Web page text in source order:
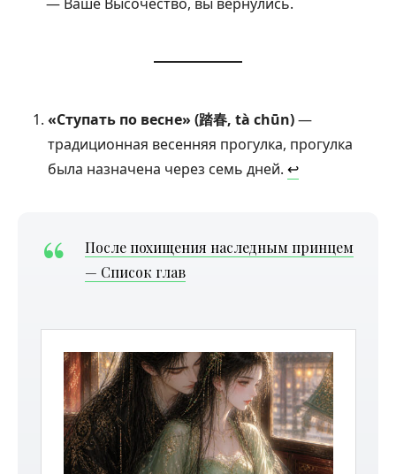
«Ступать по весне» (踏春, tà chūn)—
традиционная весенняя прогулка, прогулка
была назначена через семь дней. ↩︎
После похищения наследным принцем
— Список глав